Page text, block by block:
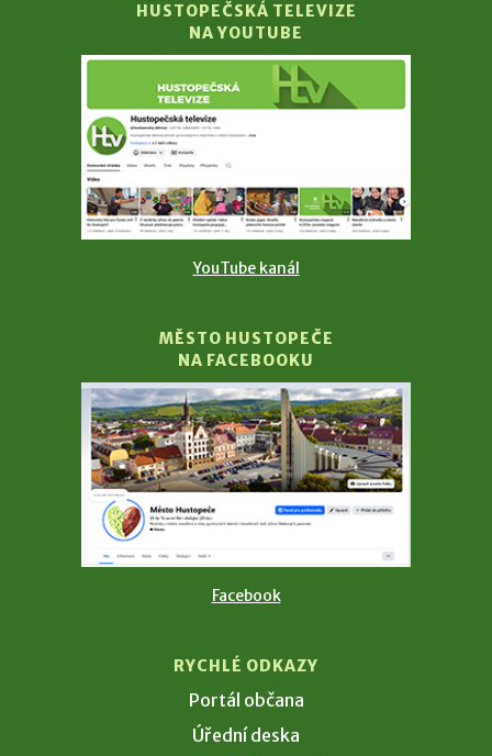
HUSTOPEČSKÁ TELEVIZE
NA YOUTUBE
YouTube kanál
MĚSTO HUSTOPEČE
NA FACEBOOKU
Facebook
RYCHLÉ ODKAZY
Portál občana
Úřední deska